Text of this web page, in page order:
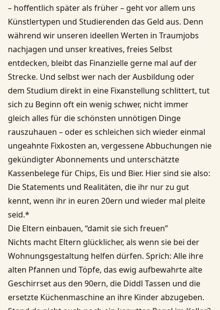
– hoffentlich später als früher – geht vor allem uns
Künstlertypen und Studierenden das Geld aus. Denn
während wir unseren ideellen Werten in Traumjobs
nachjagen und unser kreatives, freies Selbst
entdecken, bleibt das Finanzielle gerne mal auf der
Strecke. Und selbst wer nach der Ausbildung oder
dem Studium direkt in eine Fixanstellung schlittert, tut
sich zu Beginn oft ein wenig schwer, nicht immer
gleich alles für die schönsten unnötigen Dinge
rauszuhauen – oder es schleichen sich wieder einmal
ungeahnte Fixkosten an, vergessene Abbuchungen nie
gekündigter Abonnements und unterschätzte
Kassenbelege für Chips, Eis und Bier. Hier sind sie also:
Die Statements und Realitäten, die ihr nur zu gut
kennt, wenn ihr in euren 20ern und wieder mal pleite
seid.*
Die Eltern einbauen, “damit sie sich freuen”
Nichts macht Eltern glücklicher, als wenn sie bei der
Wohnungsgestaltung helfen dürfen. Sprich: Alle ihre
alten Pfannen und Töpfe, das ewig aufbewahrte alte
Geschirrset aus den 90ern, die Diddl Tassen und die
ersetzte Küchenmaschine an ihre Kinder abzugeben.